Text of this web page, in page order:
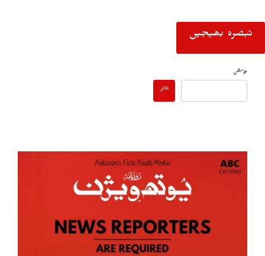
تلاش
تلاش